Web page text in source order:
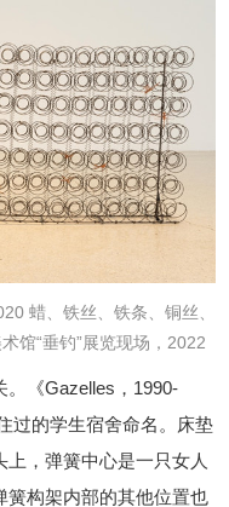
蜡、铁丝、铁条、铜丝、
馆“垂钓”展览现场，2022
。《Gazelles，1990-
过的学生宿舍命名。床垫
，弹簧中心是一只女人
簧构架内部的其他位置也